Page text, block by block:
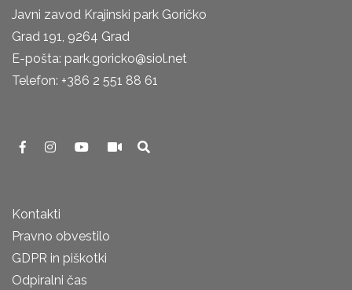
Javni zavod Krajinski park Goričko
Grad 191, 9264 Grad
E-pošta: park.goricko@siol.net
Telefon: +386 2 551 88 61
Kontakti
Pravno obvestilo
GDPR in piškotki
Odpiralni čas